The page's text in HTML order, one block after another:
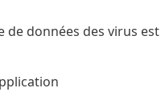
de données des virus